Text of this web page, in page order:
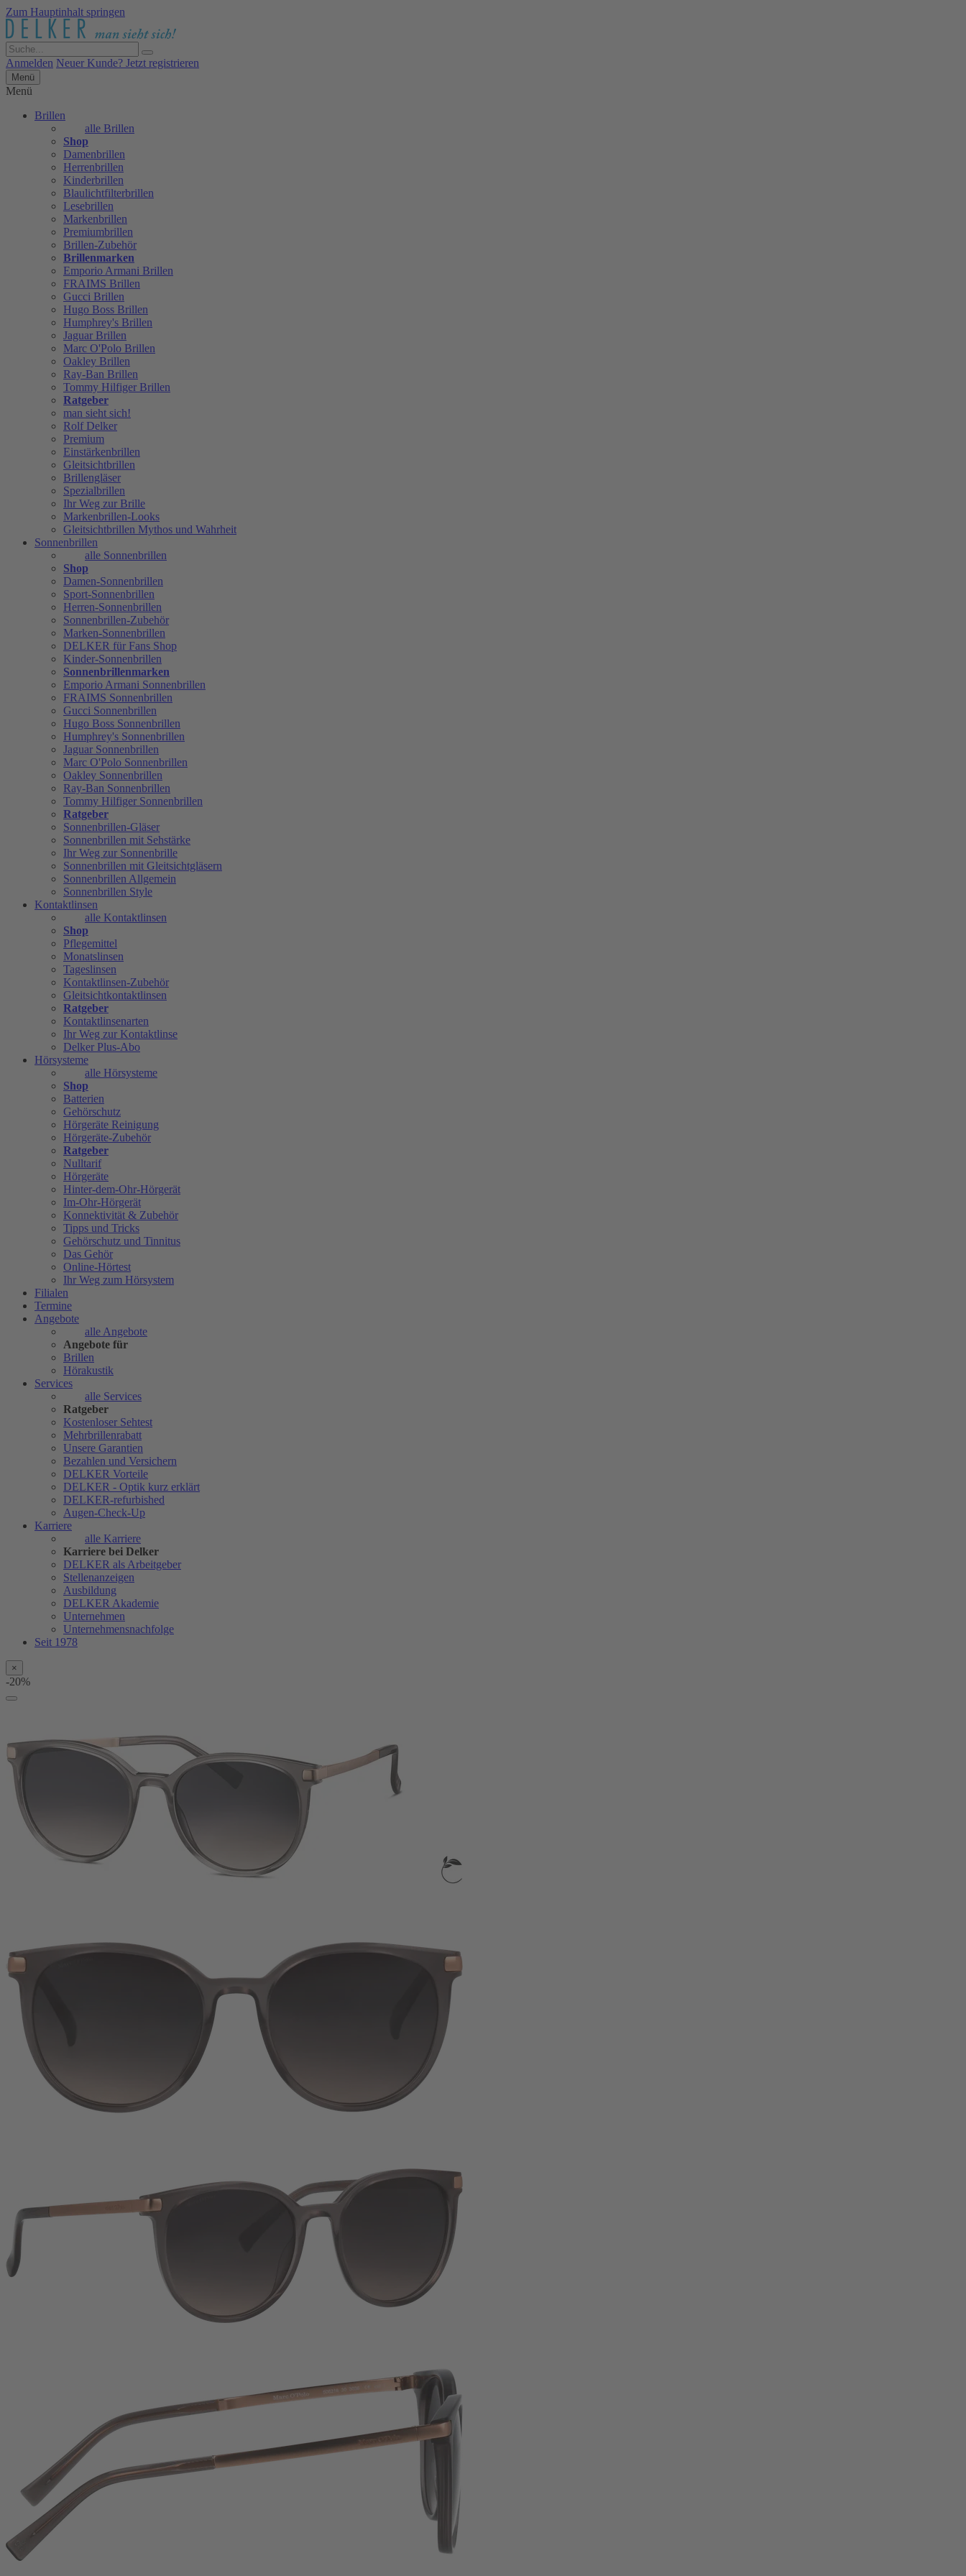
Zum Hauptinhalt springen
Anmelden Neuer Kunde? Jetzt registrieren
Menü
Menü
Brillen
alle Brillen
Shop
Damenbrillen
Herrenbrillen
Kinderbrillen
Blaulichtfilterbrillen
Lesebrillen
Markenbrillen
Premiumbrillen
Brillen-Zubehör
Brillenmarken
Emporio Armani Brillen
FRAIMS Brillen
Gucci Brillen
Hugo Boss Brillen
Humphrey's Brillen
Jaguar Brillen
Marc O'Polo Brillen
Oakley Brillen
Ray-Ban Brillen
Tommy Hilfiger Brillen
Ratgeber
man sieht sich!
Rolf Delker
Premium
Einstärkenbrillen
Gleitsichtbrillen
Brillengläser
Spezialbrillen
Ihr Weg zur Brille
Markenbrillen-Looks
Gleitsichtbrillen Mythos und Wahrheit
Sonnenbrillen
alle Sonnenbrillen
Shop
Damen-Sonnenbrillen
Sport-Sonnenbrillen
Herren-Sonnenbrillen
Sonnenbrillen-Zubehör
Marken-Sonnenbrillen
DELKER für Fans Shop
Kinder-Sonnenbrillen
Sonnenbrillenmarken
Emporio Armani Sonnenbrillen
FRAIMS Sonnenbrillen
Gucci Sonnenbrillen
Hugo Boss Sonnenbrillen
Humphrey's Sonnenbrillen
Jaguar Sonnenbrillen
Marc O'Polo Sonnenbrillen
Oakley Sonnenbrillen
Ray-Ban Sonnenbrillen
Tommy Hilfiger Sonnenbrillen
Ratgeber
Sonnenbrillen-Gläser
Sonnenbrillen mit Sehstärke
Ihr Weg zur Sonnenbrille
Sonnenbrillen mit Gleitsichtgläsern
Sonnenbrillen Allgemein
Sonnenbrillen Style
Kontaktlinsen
alle Kontaktlinsen
Shop
Pflegemittel
Monatslinsen
Tageslinsen
Kontaktlinsen-Zubehör
Gleitsichtkontaktlinsen
Ratgeber
Kontaktlinsenarten
Ihr Weg zur Kontaktlinse
Delker Plus-Abo
Hörsysteme
alle Hörsysteme
Shop
Batterien
Gehörschutz
Hörgeräte Reinigung
Hörgeräte-Zubehör
Ratgeber
Nulltarif
Hörgeräte
Hinter-dem-Ohr-Hörgerät
Im-Ohr-Hörgerät
Konnektivität & Zubehör
Tipps und Tricks
Gehörschutz und Tinnitus
Das Gehör
Online-Hörtest
Ihr Weg zum Hörsystem
Filialen
Termine
Angebote
alle Angebote
Angebote für
Brillen
Hörakustik
Services
alle Services
Ratgeber
Kostenloser Sehtest
Mehrbrillenrabatt
Unsere Garantien
Bezahlen und Versichern
DELKER Vorteile
DELKER - Optik kurz erklärt
DELKER-refurbished
Augen-Check-Up
Karriere
alle Karriere
Karriere bei Delker
DELKER als Arbeitgeber
Stellenanzeigen
Ausbildung
DELKER Akademie
Unternehmen
Unternehmensnachfolge
Seit 1978
×
-20%